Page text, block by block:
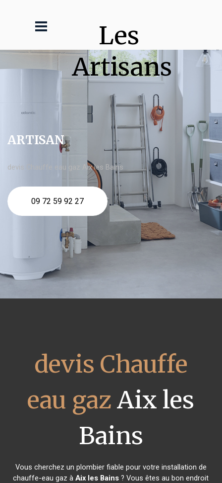
Les
Artisans
ARTISAN
devis Chauffe eau gaz Aix les Bains
09 72 59 92 27
devis Chauffe
eau gaz Aix les
Bains
Vous cherchez un plombier fiable pour votre installation de
chauffe-eau gaz àAix les Bains ? Vous êtes au bon endroit